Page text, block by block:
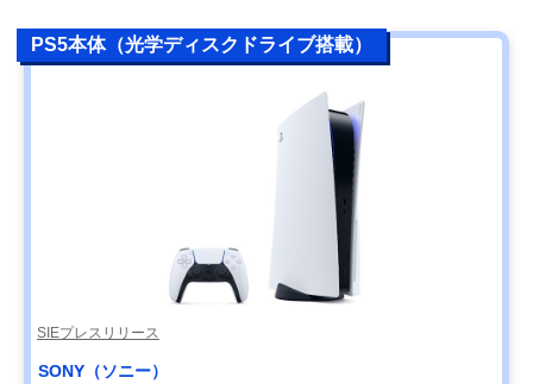
PS5本体（光学ディスクドライブ搭載）
SIEプレスリリース
SONY（ソニー）